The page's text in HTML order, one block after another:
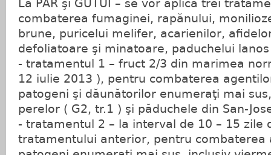
La PĂR şi GUTUI – se vor aplica trei
combaterea fumaginei, rapănului,
brune, puricelui melifer, acarienilor,
defoliatoare şi minatoare, paduchelui
- tratamentul 1 – fruct 2/3 din marimea
12 iulie 2013 ), pentru combaterea
patogeni şi dăunătorilor enumeraţi mai
perelor ( G2, tr.1 ) şi păduchele din San-
- tratamentul 2 – la interval de 10 – 15 zile
tratamentului anterior, pentru combaterea